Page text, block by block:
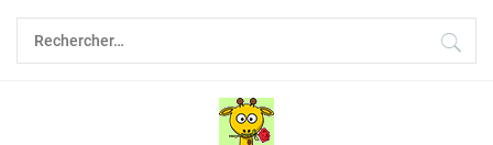
Skip
content
Rechercher :